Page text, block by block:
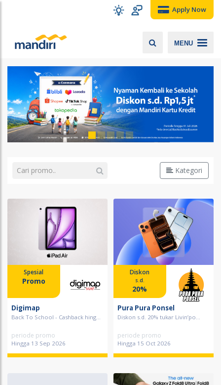
Apply Now
MENU
Kategori
Spesial
Promo
Digimap
Back To School - Cashback hing...
periode promo
Hingga 13 Sep 2026
Diskon
s.d.
20%
Pura Pura Ponsel
Diskon s.d. 20% tukar Livin’po...
periode promo
Hingga 15 Oct 2026